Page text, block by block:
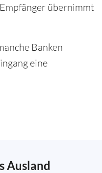
übernimmt
Banken
eine
Ausland